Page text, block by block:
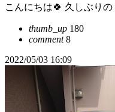
こんにちは🍀 久しぶり
thumb_up 180
comment8
2022/05/03 16:09